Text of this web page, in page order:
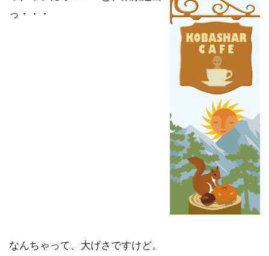
っ・・・
なんちゃって、大げさですけど。